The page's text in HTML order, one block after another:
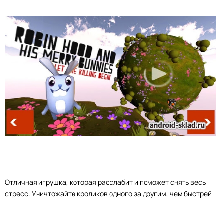
Отличная игрушка, которая расслабит и поможет снять весь
стресс. Уничтожайте кроликов одного за другим, чем быстрей